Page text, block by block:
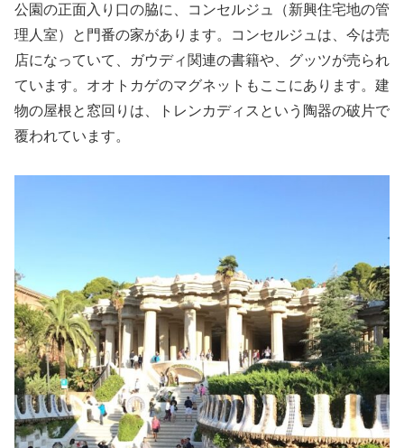
公園の正面入り口の脇に、コンセルジュ（新興住宅地の管
理人室）と門番の家があります。コンセルジュは、今は売
店になっていて、ガウディ関連の書籍や、グッツが売られ
ています。オオトカゲのマグネットもここにあります。建
物の屋根と窓回りは、トレンカディスという陶器の破片で
覆われています。